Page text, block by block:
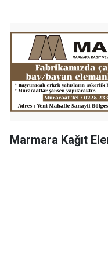
Marmara Kağıt